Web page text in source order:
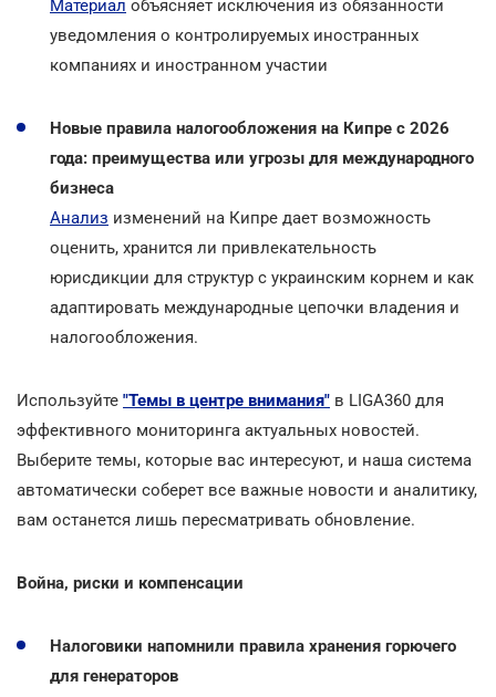
Материал объясняет исключения из обязанности
уведомления о контролируемых иностранных
компаниях и иностранном участии
Новые правила налогообложения на Кипре с 2026
года: преимущества или угрозы для международного
бизнеса
Анализ изменений на Кипре дает возможность
оценить, хранится ли привлекательность
юрисдикции для структур с украинским корнем и как
адаптировать международные цепочки владения и
налогообложения.
Используйте "Темы в центре внимания" в LIGA360 для
эффективного мониторинга актуальных новостей.
Выберите темы, которые вас интересуют, и наша система
автоматически соберет все важные новости и аналитику,
вам останется лишь пересматривать обновление.
Война, риски и компенсации
Налоговики напомнили правила хранения горючего
для генераторов